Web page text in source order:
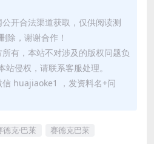
开合法渠道获取，仅供阅读测
除，谢谢合作！
有，本站不对涉及的版权问题负
侵权，请联系客服处理。
huajiaoke1 ，发资料名+问
德克·巴莱
赛德克巴莱